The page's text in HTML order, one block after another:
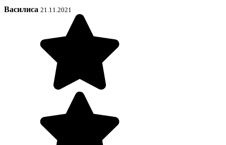
Василиса 21.11.2021